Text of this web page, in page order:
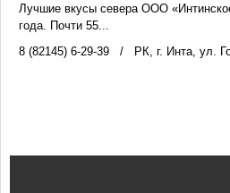
Лучшие вкусы севера ООО
года. Почти 55...
8 (82145) 6-29-39
/ РК, г. Инта, ул.